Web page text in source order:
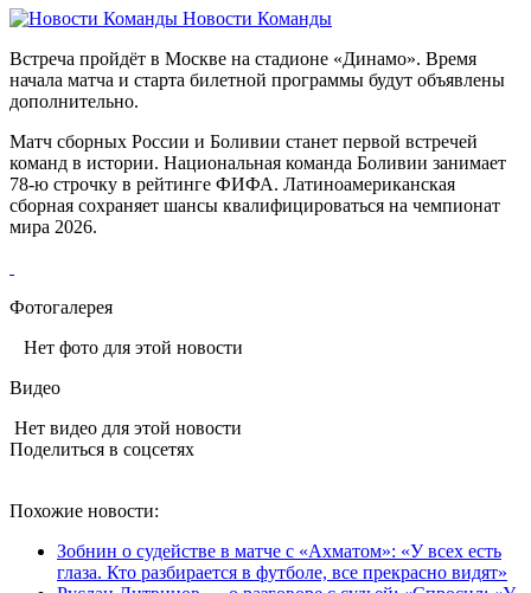
Новости Команды
Встреча пройдёт в Москве на стадионе «Динамо». Время
начала матча и старта билетной программы будут объявлены
дополнительно.
Матч сборных России и Боливии станет первой встречей
команд в истории. Национальная команда Боливии занимает
78-ю строчку в рейтинге ФИФА. Латиноамериканская
сборная сохраняет шансы квалифицироваться на чемпионат
мира 2026.
Фотогалерея
Нет фото для этой новости
Видео
Нет видео для этой новости
Поделиться в соцсетях
Похожие новости:
Зобнин о судействе в матче с «Ахматом»: «У всех есть
глаза. Кто разбирается в футболе, все прекрасно видят»